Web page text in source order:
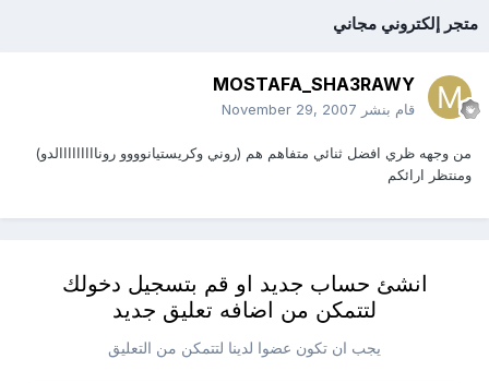
متجر إلكتروني مجاني
MOSTAFA_SHA3RAWY
قام بنشر November 29, 2007
من وجهه ظري افضل ثنائي متفاهم هم (روني وكريستيانوووو رونااااااااالدو)
ومنتظر ارائكم
انشئ حساب جديد او قم بتسجيل دخولك
لتتمكن من اضافه تعليق جديد
يجب ان تكون عضوا لدينا لتتمكن من التعليق